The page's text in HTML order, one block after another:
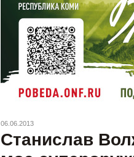
06.06.2013
Станислав